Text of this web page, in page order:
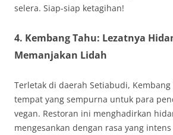
selera. Siap-siap ketagihan!
4. Kembang Tahu: Lezatnya
Memanjakan Lidah
Terletak di daerah Setiabudi, Kembang
tempat yang sempurna untuk para
vegan. Restoran ini menghadirkan
mengesankan dengan rasa yang